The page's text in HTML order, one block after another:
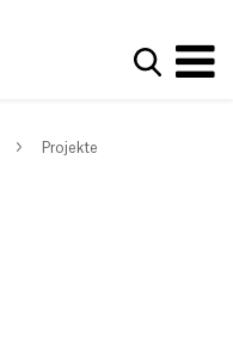
Mostra
Projekte